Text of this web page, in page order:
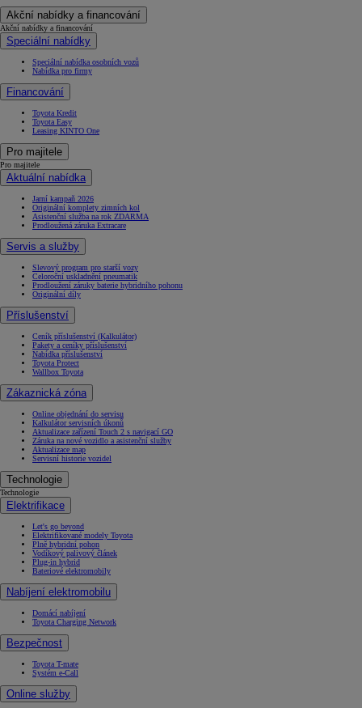
Akční nabídky a financování
Akční nabídky a financování
Speciální nabídky
Speciální nabídka osobních vozů
Nabídka pro firmy
Financování
Toyota Kredit
Toyota Easy
Leasing KINTO One
Pro majitele
Pro majitele
Aktuální nabídka
Jarní kampaň 2026
Originální komplety zimních kol
Asistenční služba na rok ZDARMA
Prodloužená záruka Extracare
Servis a služby
Slevový program pro starší vozy
Celoroční uskladnění pneumatik
Prodloužení záruky baterie hybridního pohonu
Originální díly
Příslušenství
Ceník příslušenství (Kalkulátor)
Pakety a ceníky příslušenství
Nabídka příslušenství
Toyota Protect
Wallbox Toyota
Zákaznická zóna
Online objednání do servisu
Kalkulátor servisních úkonů
Aktualizace zařízení Touch 2 s navigací GO
Záruka na nové vozidlo a asistenční služby
Aktualizace map
Servisní historie vozidel
Technologie
Technologie
Elektrifikace
Let's go beyond
Elektrifikované modely Toyota
Plně hybridní pohon
Vodíkový palivový článek
Plug-in hybrid
Bateriové elektromobily
Nabíjení elektromobilu
Domácí nabíjení
Toyota Charging Network
Bezpečnost
Toyota T-mate
Systém e-Call
Online služby